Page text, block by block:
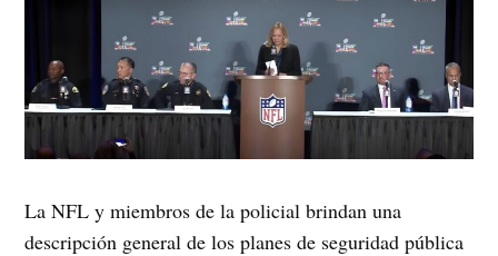
La NFL y miembros de la policial brindan una
descripción general de los planes de seguridad pública